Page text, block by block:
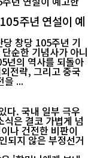
주년 연설이 예
창당 105주년 기
순한 기념사가 아니
년의 역사를 되돌아
전략, 그리고 중국
을 ...
다. 국내 일부 극우
은 결코 가볍게 넘
나 건전한 비판이
되지 않은 부정선거